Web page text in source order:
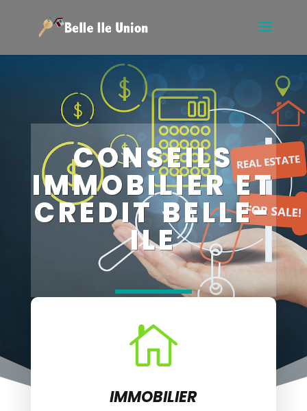
CONSEILS
IMMOBILIER ET
CREDIT BELLE-
ILE

IMMOBILIER